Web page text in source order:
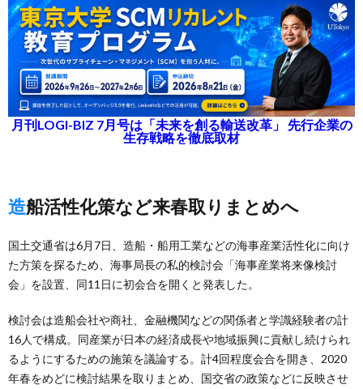
月刊LOGI-BIZ 7月号は「未来を創る輸送改革」 先行企業の
生存戦略を徹底取材
造船活性化策など来春取りまとめへ
国土交通省は6月7日、造船・船用工業などの海事産業活性化に向け
た方策を探るため、海事局長の私的検討会「海事産業将来像検討
会」を設置、同11日に初会合を開くと発表した。
検討会は造船会社や商社、金融機関などの関係者と学識経験者の計
16人で構成。同産業が日本の経済成長や地域振興に貢献し続けられ
るようにするための施策を議論する。計4回程度会合を開き、2020
年春をめどに検討結果を取りまとめ、国交省の政策などに反映させ